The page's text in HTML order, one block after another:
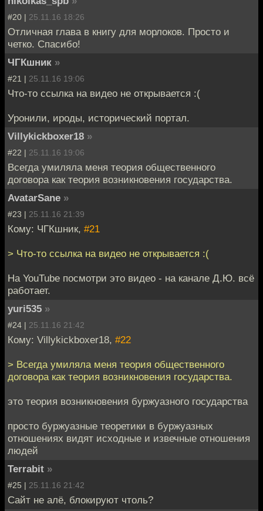
#20 | 25.11.16 18:26
Отличная глава в книгу для морлоков. Просто и
четко. Спасибо!
ЧГКшник »
#21 | 25.11.16 19:06
Что-то ссылка на видео не открывается :(
Уронили, ироды, исторический портал.
Villykickboxer18 »
#22 | 25.11.16 19:06
Всегда умиляла меня теория общественного
договора как теория возникновения государства.
AvatarSane »
#23 | 25.11.16 21:39
Кому: ЧГКшник, #21
> Что-то ссылка на видео не открывается :(
На YouTube посмотри это видео - на канале Д.Ю. всё
работает.
yuri535 »
#24 | 25.11.16 21:42
Кому: Villykickboxer18, #22
> Всегда умиляла меня теория общественного
договора как теория возникновения государства.
это теория возникновения буржуазного государства
просто буржуазные теоретики в буржуазных
отношениях видят исходные и извечные отношения
людей
Terrabit »
#25 | 25.11.16 21:42
Сайт не алё, блокируют чтоль?